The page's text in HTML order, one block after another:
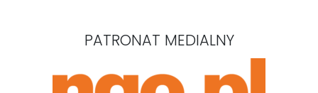
PATRONAT MEDIALNY